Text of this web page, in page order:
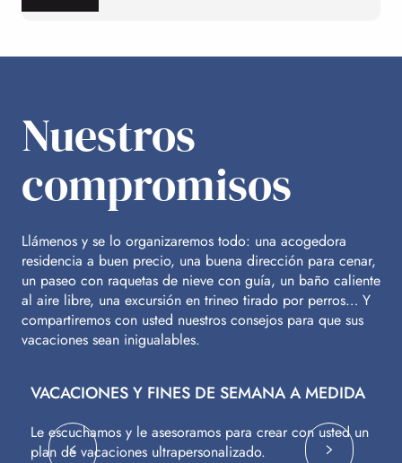
Nuestros
compromisos
Llámenos y se lo organizaremos todo: una acogedora
residencia a buen precio, una buena dirección para cenar,
un paseo con raquetas de nieve con guía, un baño caliente
al aire libre, una excursión en trineo tirado por perros… Y
compartiremos con usted nuestros consejos para que sus
vacaciones sean inigualables.
VACACIONES Y FINES DE SEMANA A MEDIDA
Le escuchamos y le asesoramos para crear con usted un
plan de vacaciones ultrapersonalizado.